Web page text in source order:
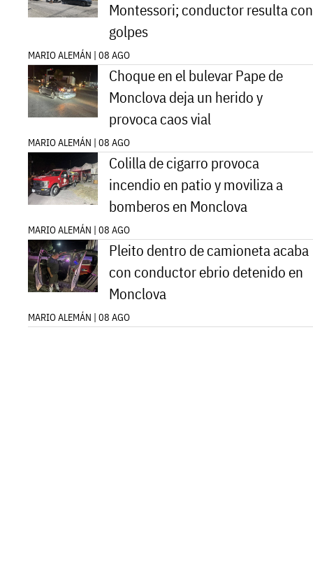
Montessori; conductor resulta con
golpes
MARIO ALEMÁN | 08 AGO
Choque en el bulevar Pape de
Monclova deja un herido y
provoca caos vial
MARIO ALEMÁN | 08 AGO
Colilla de cigarro provoca
incendio en patio y moviliza a
bomberos en Monclova
MARIO ALEMÁN | 08 AGO
Pleito dentro de camioneta acaba
con conductor ebrio detenido en
Monclova
MARIO ALEMÁN | 08 AGO